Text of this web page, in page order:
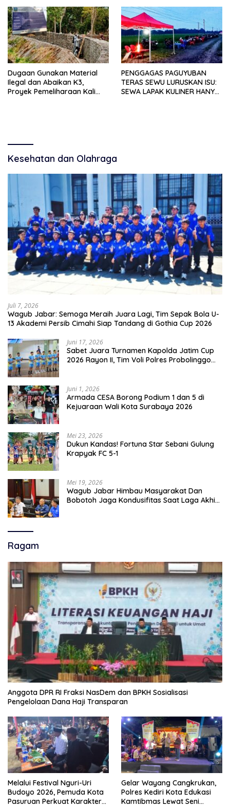
Dugaan Gunakan Material
Ilegal dan Abaikan K3,
Proyek Pemeliharaan Kali
PENGGAGAS PAGUYUBAN
TERAS SEWU LURUSKAN ISU:
SEWA LAPAK KULINER HANYA
Kesehatan dan Olahraga
Juli 7, 2026
Wagub Jabar: Semoga Meraih Juara Lagi, Tim Sepak Bola U-
13 Akademi Persib Cimahi Siap Tandang di Gothia Cup 2026
Juni 17, 2026
Sabet Juara Turnamen Kapolda Jatim Cup
2026 Rayon II, Tim Voli Polres Probolinggo
Juni 1, 2026
Armada CESA Borong Podium 1 dan 5 di
Kejuaraan Wali Kota Surabaya 2026
Mei 23, 2026
Dukun Kandas! Fortuna Star Sebani Gulung
Krapyak FC 5-1
Mei 19, 2026
Wagub Jabar Himbau Masyarakat Dan
Bobotoh Jaga Kondusifitas Saat Laga Akhir
Ragam
Anggota DPR RI Fraksi NasDem dan BPKH Sosialisasi
Pengelolaan Dana Haji Transparan
Melalui Festival Nguri-Uri
Budoyo 2026, Pemuda Kota
Pasuruan Perkuat Karakter
Gelar Wayang Cangkrukan,
Polres Kediri Kota Edukasi
Kamtibmas Lewat Seni